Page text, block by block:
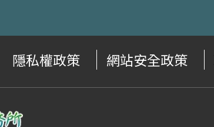
隱私權政策 網站安全政策